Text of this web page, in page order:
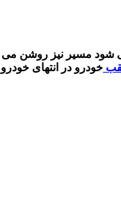
شود مسیر نیز روشن